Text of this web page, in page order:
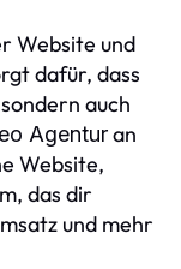
Website und
dafür, dass
auch
Agenturan
Website,
das dir
und mehr